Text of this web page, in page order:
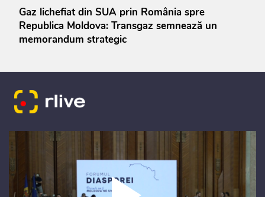
Gaz lichefiat din SUA prin România spre
Republica Moldova: Transgaz semnează un
memorandum strategic